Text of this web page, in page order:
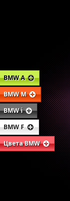
BMW F
BMW M
BMW A
BMW i
Цвета BMW